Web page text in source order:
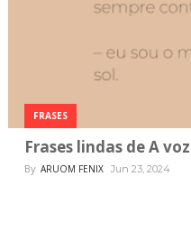
FRASES
Frases lindas de A
By ARUOM FENIX Jun 23, 2024